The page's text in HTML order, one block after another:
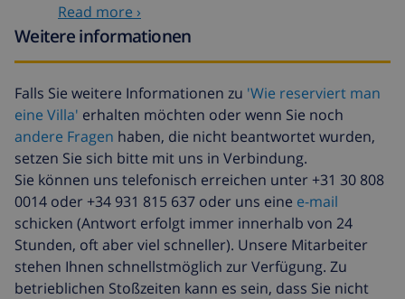
Zusätzliche
bettwäsche
Zusätzliche
handtücher
8,80 $ pro Person
Späte abreise
113,75 $
Zusätzliche
reinigung
basiert auf den
Energieverbrauch
(52,77 $/HOUR)
Reiserücktrittsfonds:
4.80% der Gesamtsumme
Read more ›
Weitere informationen
Falls Sie weitere Informationen zu 'Wie reserviert man
eine Villa' erhalten möchten oder wenn Sie noch
andere Fragen haben, die nicht beantwortet wurden,
setzen Sie sich bitte mit uns in Verbindung.
Sie können uns telefonisch erreichen unter +31 30 808
0014 oder +34 931 815 637 oder uns eine e-mail
schicken (Antwort erfolgt immer innerhalb von 24
Stunden, oft aber viel schneller). Unsere Mitarbeiter
stehen Ihnen schnellstmöglich zur Verfügung. Zu
betrieblichen Stoßzeiten kann es sein, dass Sie nicht